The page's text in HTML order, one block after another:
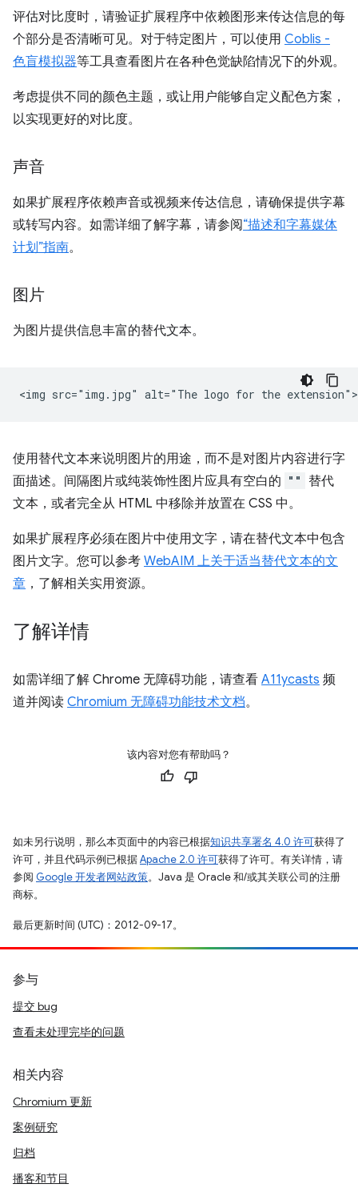
评估对比度时，请验证扩展程序中依赖图形来传达信息的每
个部分是否清晰可见。对于特定图片，可以使用 Coblis -
色盲模拟器等工具查看图片在各种色觉缺陷情况下的外观。
考虑提供不同的颜色主题，或让用户能够自定义配色方案，
以实现更好的对比度。
声音
如果扩展程序依赖声音或视频来传达信息，请确保提供字幕
或转写内容。如需详细了解字幕，请参阅“描述和字幕媒体
计划”指南。
图片
为图片提供信息丰富的替代文本。
使用替代文本来说明图片的用途，而不是对图片内容进行字
面描述。间隔图片或纯装饰性图片应具有空白的 ""
替代
文本，或者完全从 HTML 中移除并放置在 CSS 中。
如果扩展程序必须在图片中使用文字，请在替代文本中包含
图片文字。您可以参考 WebAIM 上关于适当替代文本的文
章 ，了解相关实用资源。
了解详情
如需详细了解 Chrome 无障碍功能，请查看 A11ycasts 频
道并阅读 Chromium 无障碍功能技术文档。
该内容对您有帮助吗？
如未另行说明，那么本页面中的内容已根据知识共享署名 4.0 许可获得了
许可，并且代码示例已根据Apache 2.0 许可获得了许可。有关详情，请
参阅 Google 开发者网站政策。Java 是 Oracle 和/或其关联公司的注册
商标。
最后更新时间 (UTC)：2012-09-17。
参与
提交 bug
查看未处理完毕的问题
相关内容
Chromium 更新
案例研究
归档
播客和节目